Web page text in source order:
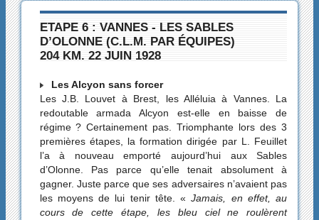
ETAPE 6 : VANNES - LES SABLES
D’OLONNE (C.L.M. PAR ÉQUIPES)
204 KM. 22 JUIN 1928
Les Alcyon sans forcer
Les J.B. Louvet à Brest, les Alléluia à Vannes. La
redoutable armada Alcyon est-elle en baisse de
régime ? Certainement pas. Triomphante lors des 3
premières étapes, la formation dirigée par L. Feuillet
l’a à nouveau emporté aujourd’hui aux Sables
d’Olonne. Pas parce qu’elle tenait absolument à
gagner. Juste parce que ses adversaires n’avaient pas
les moyens de lui tenir tête. «Jamais, en effet, au
cours de cette étape, les bleu ciel ne roulèrent